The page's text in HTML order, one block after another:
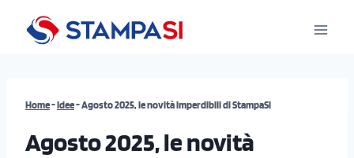
Home-Idee-Agosto 2025, le novità imperdibili di StampaSi
Agosto 2025, le novità